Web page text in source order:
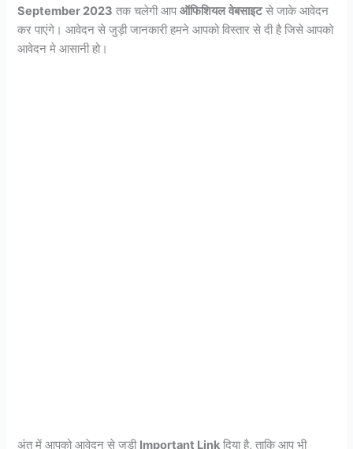
September 2023 तक चलेगी आपऑफिशियल वेबसाइटसे जाके आवेदन
कर पाएंगे। आवेदन से जुड़ी जानकारी हमने आपको विस्तार से दी है जिसे आपको
आवेदन मे आसानी हो।
अंत में आपको आवेदन से जुड़ी Important Link दिया है, ताकि आप भी